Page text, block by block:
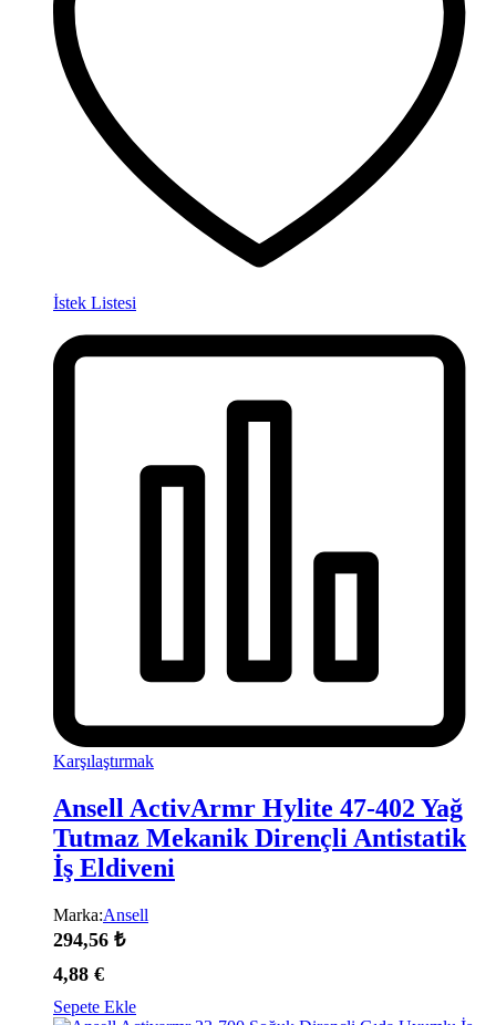
İstek Listesi
Karşılaştırmak
Ansell ActivArmr Hylite 47-402 Yağ
Tutmaz Mekanik Dirençli Antistatik
İş Eldiveni
Marka:Ansell
294,56 ₺
4,88 €
Sepete Ekle